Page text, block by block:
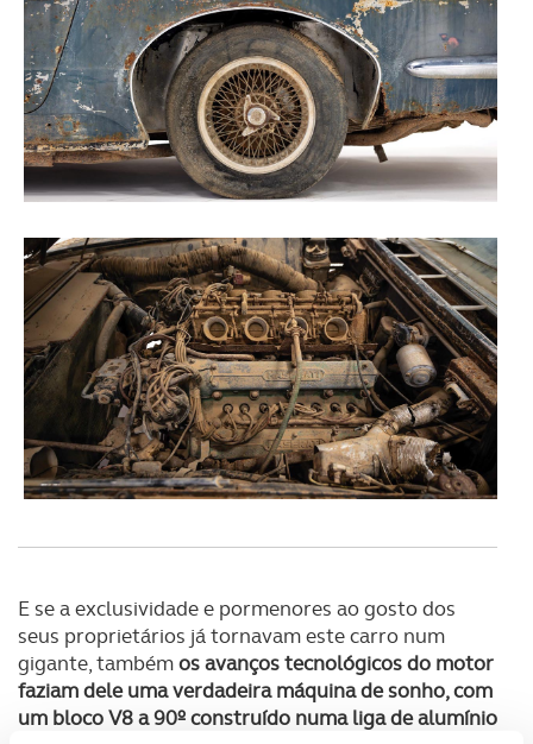
E se a exclusividade e pormenores ao gosto dos
seus proprietários já tornavam este carro num
gigante, tambémos avanços tecnológicos do motor
faziam dele uma verdadeira máquina de sonho, com
um bloco V8 a 90º construído numa liga de alumínio